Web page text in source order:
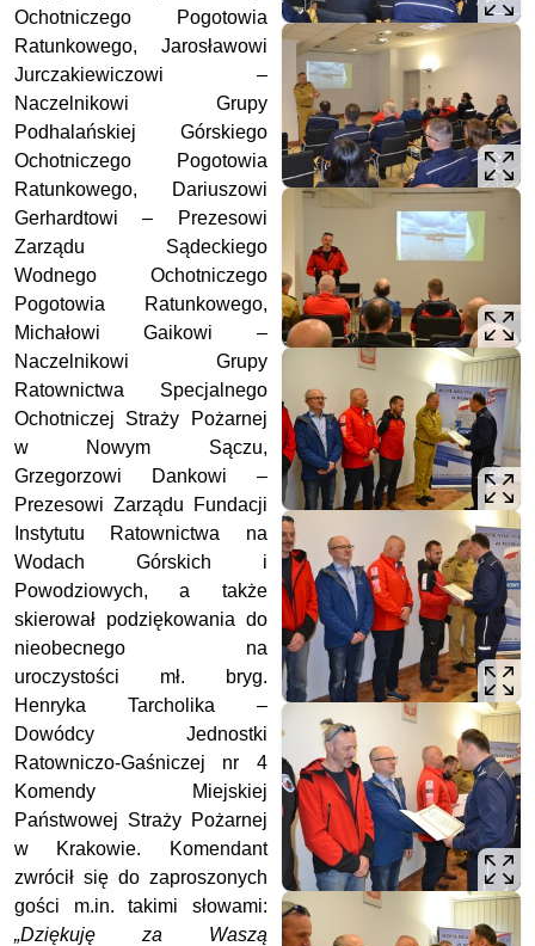
Ochotniczego Pogotowia
Ratunkowego, Jarosławowi
Jurczakiewiczowi –
Naczelnikowi Grupy
Podhalańskiej Górskiego
Ochotniczego Pogotowia
Ratunkowego, Dariuszowi
Gerhardtowi – Prezesowi
Zarządu Sądeckiego
Wodnego Ochotniczego
Pogotowia Ratunkowego,
Michałowi Gaikowi –
Naczelnikowi Grupy
Ratownictwa Specjalnego
Ochotniczej Straży Pożarnej
w Nowym Sączu,
Grzegorzowi Dankowi –
Prezesowi Zarządu Fundacji
Instytutu Ratownictwa na
Wodach Górskich i
Powodziowych, a także
skierował podziękowania do
nieobecnego na
uroczystości mł. bryg.
Henryka Tarcholika –
Dowódcy Jednostki
Ratowniczo-Gaśniczej nr 4
Komendy Miejskiej
Państwowej Straży Pożarnej
w Krakowie. Komendant
zwrócił się do zaproszonych
gości m.in. takimi słowami:
„Dziękuję za Waszą